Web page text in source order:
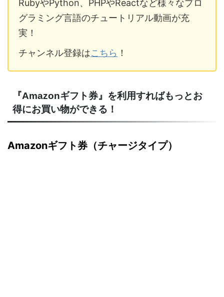
RubyやPython、PHPやReactなど様々なプロ
グラミング言語のチュートリアル動画が充
実！
チャンネル登録はこちら ！
『Amazonギフト券』を利用すればもっとお
得にお買い物ができる！
Amazonギフト券（チャージタイプ）